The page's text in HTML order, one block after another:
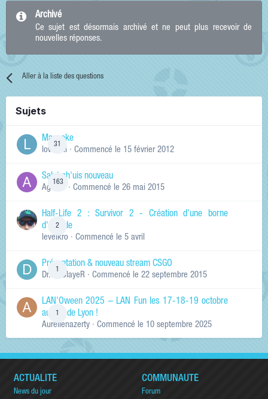
Archivé
Ce sujet est désormais archivé et ne peut plus recevoir de
nouvelles réponses.
Aller à la liste des questions
Sujets
31
Manneke
lowskill · Commencé le 15 février 2012
163
Salut ch'uis nouveau
Ag0Nie · Commencé le 26 mai 2015
2
Half-Life 2 : Survivor 2 - Création d'une borne
d'arcade
levelkro · Commencé le 5 avril
Présentation & nouveau stream CSGO
Dr.KinSlayeR · Commencé le 22 septembre 2015
LAN'Oween 2025 – LAN Fun les 17-18-19 octobre
au sud de Lyon !
Aurelienazerty · Commencé le 10 septembre 2025
ACTUALITÉ
News du jour
COMMUNAUTÉ
Forum